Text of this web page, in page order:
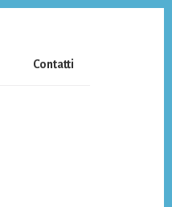
Contatti